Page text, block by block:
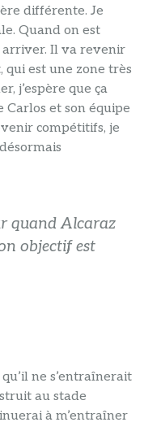
différente. Je
Quand on est
arriver. Il va revenir
qui est une zone très
j’espère que ça
Carlos et son équipe
compétitifs, je
quand Alcaraz
objectif est
ne s’entraînerait
au stade
à m’entraîner